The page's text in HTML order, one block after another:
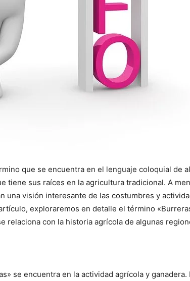
que se encuentra en el lenguaje coloquial de
tiene sus raíces en la agricultura tradicional. A
una visión interesante de las costumbres y
exploraremos en detalle el término
relaciona con la historia agrícola de algunas
se encuentra en la actividad agrícola y